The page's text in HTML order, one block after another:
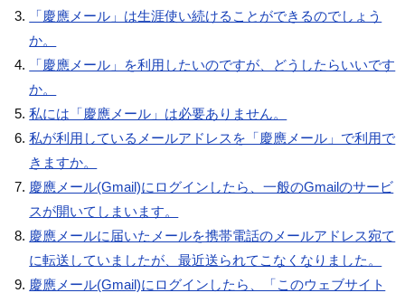
「慶應メール」は生涯使い続けることができるのでしょう
か。
「慶應メール」を利用したいのですが、どうしたらいいです
か。
私には「慶應メール」は必要ありません。
私が利用しているメールアドレスを「慶應メール」で利用で
きますか。
慶應メール(Gmail)にログインしたら、一般のGmailのサービ
スが開いてしまいます。
慶應メールに届いたメールを携帯電話のメールアドレス宛て
に転送していましたが、最近送られてこなくなりました。
慶應メール(Gmail)にログインしたら、「このウェブサイト